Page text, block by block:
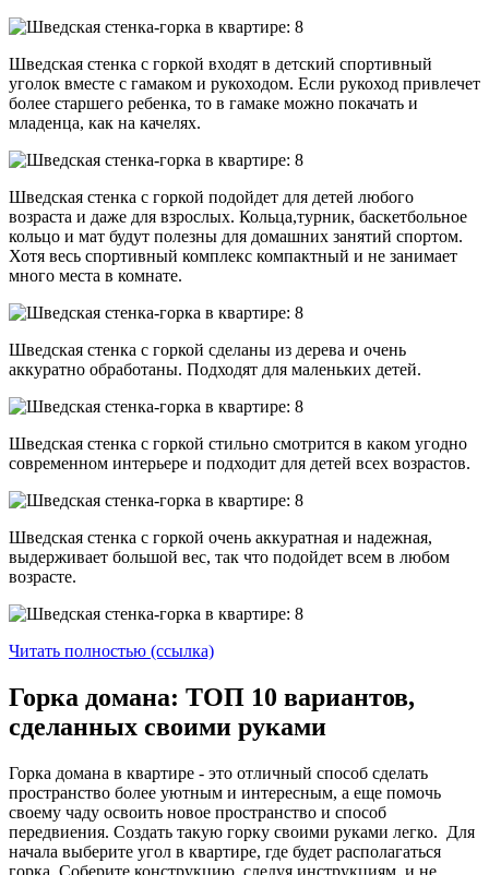
Шведская стенка с горкой входят в детский спортивный
уголок вместе с гамаком и рукоходом. Если рукоход привлечет
более старшего ребенка, то в гамаке можно покачать и
младенца, как на качелях.
Шведская стенка с горкой подойдет для детей любого
возраста и даже для взрослых. Кольца,турник, баскетбольное
кольцо и мат будут полезны для домашних занятий спортом.
Хотя весь спортивный комплекс компактный и не занимает
много места в комнате.
Шведская стенка с горкой сделаны из дерева и очень
аккуратно обработаны. Подходят для маленьких детей.
Шведская стенка с горкой стильно смотрится в каком угодно
современном интерьере и подходит для детей всех возрастов.
Шведская стенка с горкой очень аккуратная и надежная,
выдерживает большой вес, так что подойдет всем в любом
возрасте.
Читать полностью (ссылка)
Горка домана: ТОП 10 вариантов,
сделанных своими руками
Горка домана в квартире - это отличный способ сделать
пространство более уютным и интересным, а еще помочь
своему чаду освоить новое пространство и способ
передвиения. Создать такую горку своими руками легко. Для
начала выберите угол в квартире, где будет располагаться
горка. Соберите конструкцию, следуя инструкциям, и не